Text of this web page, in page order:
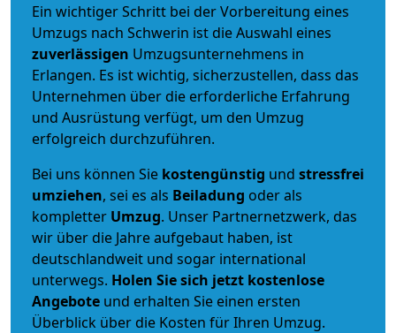
Ein wichtiger Schritt bei der Vorbereitung eines
Umzugs nach Schwerin ist die Auswahl eines
zuverlässigen Umzugsunternehmens in
Erlangen. Es ist wichtig, sicherzustellen, dass das
Unternehmen über die erforderliche Erfahrung
und Ausrüstung verfügt, um den Umzug
erfolgreich durchzuführen.
Bei uns können Sie kostengünstig und stressfrei
umziehen, sei es als Beiladung oder als
kompletter Umzug. Unser Partnernetzwerk, das
wir über die Jahre aufgebaut haben, ist
deutschlandweit und sogar international
unterwegs. Holen Sie sich jetzt kostenlose
Angebote und erhalten Sie einen ersten
Überblick über die Kosten für Ihren Umzug.